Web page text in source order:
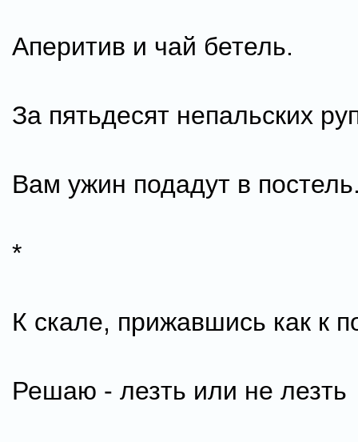
Аперитив и чай бетель.
За пятьдесят непальских
Вам ужин подадут в
*
К скале, прижавшись как к
Решаю - лезть или не лезть